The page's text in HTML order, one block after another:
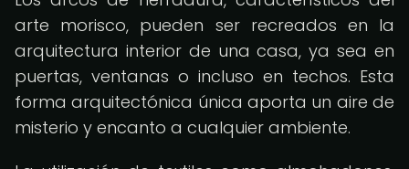
arte morisco, pueden ser recreados en la
arquitectura interior de una casa, ya sea en
puertas, ventanas o incluso en techos. Esta
forma arquitectónica única aporta un aire de
misterio y encanto a cualquier ambiente.